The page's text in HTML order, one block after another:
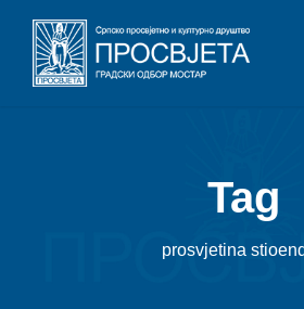
Tag
prosvjetina